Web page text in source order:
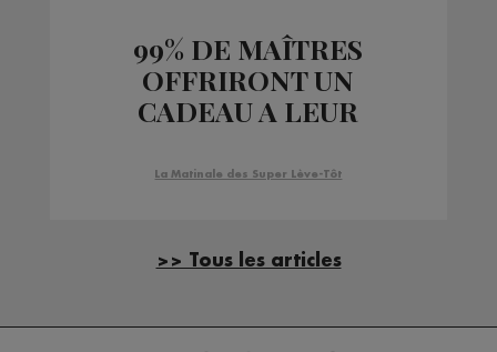
99% DE MAÎTRES
OFFRIRONT UN
CADEAU A LEUR
La Matinale des Super Lève-Tôt
>> Tous les articles